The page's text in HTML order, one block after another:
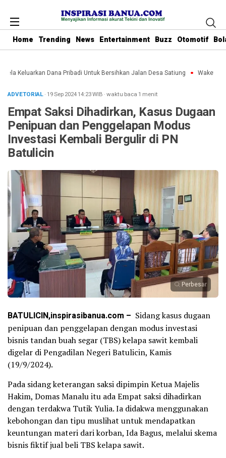
Home Trending News Entertainment Buzz Otomotif
Keluarkan Dana Pribadi Untuk Bersihkan Jalan Desa Satiung Waket
ADVETORIAL· 19 Sep 202414:23WIB ·waktu baca 1 menit
Empat Saksi Dihadirkan, Kasus Dugaan
Penipuan dan Penggelapan Modus
Investasi Kembali Bergulir di PN
Batulicin
Perbesar
BATULICIN,inspirasibanua.com – Sidang kasus dugaan
penipuan dan penggelapan dengan modus investasi
bisnis tandan buah segar (TBS) kelapa sawit kembali
digelar di Pengadilan Negeri Batulicin, Kamis
(19/9/2024).
Pada sidang keterangan saksi dipimpin Ketua Majelis
Hakim, Domas Manalu itu ada Empat saksi dihadirkan
dengan terdakwa Tutik Yulia. Ia didakwa menggunakan
kebohongan dan tipu muslihat untuk mendapatkan
keuntungan materi dari korban, Ida Bagus, melalui skema
bisnis fiktif jual beli TBS kelapa sawit.